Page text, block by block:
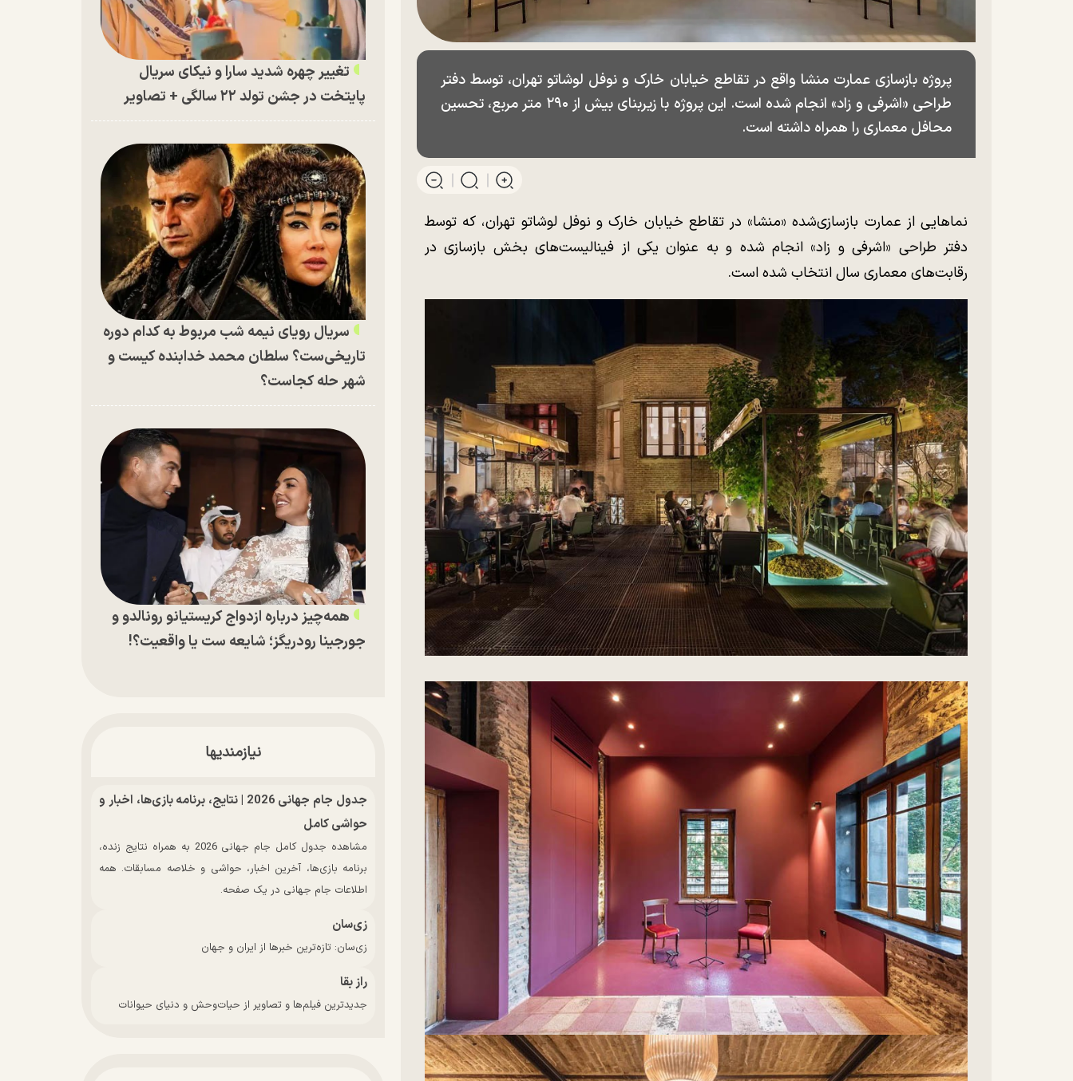
پروژه بازسازی عمارت منشا واقع در تقاطع خیابان خارک و نوفل لوشاتو تهران، توسط دفتر
طراحی «اشرفی و زاد» انجام شده است. این پروژه با زیربنای بیش از ۲۹۰ متر مربع، تحسین
محافل معماری را همراه داشته است.
نماهایی از عمارت بازسازی‌شده «منشا» در تقاطع خیابان خارک و نوفل لوشاتو تهران، که توسط
دفتر طراحی «اشرفی و زاد» انجام شده و به عنوان یکی از فینالیست‌های بخش بازسازی در
رقابت‌های معماری سال انتخاب شده است.
تغییر چهره شدید سارا و نیکای سریال
پایتخت در جشن تولد ۲۲ سالگی + تصاویر
سریال رویای نیمه شب مربوط به کدام دوره
تاریخی‌ست؟ سلطان محمد خدابنده کیست و
شهر حله کجاست؟
همه‌چیز درباره ازدواج کریستیانو رونالدو و
جورجینا رودریگز؛ شایعه ست یا واقعیت؟!
نیازمندیها
جدول جام جهانی 2026 | نتایج، برنامه بازی‌ها، اخبار و
حواشی کامل
مشاهده جدول کامل جام جهانی 2026 به همراه نتایج زنده،
برنامه بازی‌ها، آخرین اخبار، حواشی و خلاصه مسابقات. همه
اطلاعات جام جهانی در یک صفحه.
زی‌سان
زی‌سان: تازه‌ترین خبرها از ایران و جهان
راز بقا
جدیدترین فیلم‌ها و تصاویر از حیات‌وحش و دنیای حیوانات